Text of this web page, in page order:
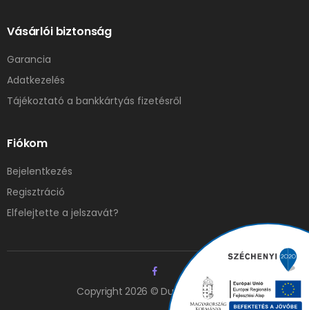
Vásárlói biztonság
Garancia
Adatkezelés
Tájékoztató a bankkártyás fizetésről
Fiókom
Bejelentkezés
Regisztráció
Elfelejtette a jelszavát?
Copyright 2026 © Duna Elzáró Kft.